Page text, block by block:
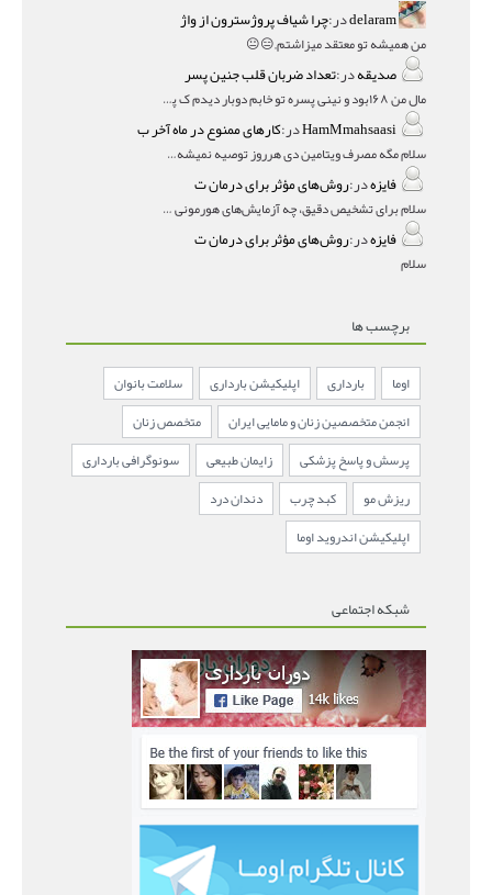
delaramدر:چرا شیاف پروژسترون از واژ
من همیشه تو معتقد میزاشتم,,😑😐
صدیقهدر:تعداد ضربان قلب جنین پسر
مال من ۱۶۸بود و نینی پسره تو خابم دوبار دیدم ک پسره
HamMmahsaasiدر:کارهای ممنوع در ماه آخر ب
سلام مگه مصرف ویتامین دی هرروز توصیه نمیشه؟درمقاله میگه
فایزهدر:روش‌های مؤثر برای درمان ت
سلام برای تشخیص دقیق، چه آزمایش‌های هورمونی و چه سونوگر
فایزهدر:روش‌های مؤثر برای درمان ت
سلام
برچسب ها
اوما بارداری اپلیکیشن بارداری
سلامت بانوان
انجمن متخصصین زنان و مامایی ایران
متخصص زنان
پرسش و پاسخ پزشکی
زایمان طبیعی
سونوگرافی بارداری
ریزش مو
کبد چرب
دندان درد
اپلیکیشن اندروید اوما
شبکه اجتماعی